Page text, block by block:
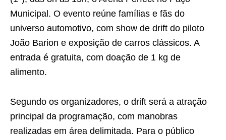
Municipal. O evento reúne famílias e fãs do
universo automotivo, com show de drift do piloto
João Barion e exposição de carros clássicos. A
entrada é gratuita, com doação de 1 kg de
alimento.
Segundo os organizadores, o drift será a atração
principal da programação, com manobras
realizadas em área delimitada. Para o público